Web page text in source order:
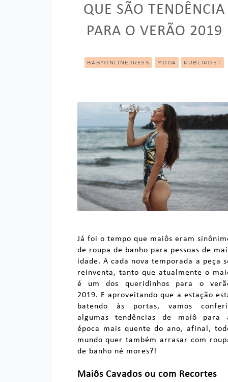
QUE SÃO TENDÊNCIA
PARA O VERÃO 2019
BABYONLINEDRESS MODA PUBLIPOST
Já foi o tempo que maiôs eram
de roupa de banho para pessoas de
idade. A cada nova temporada a peça
reinventa, tanto que atualmente o
é um dos queridinhos para o
2019. E aproveitando que a estação
batendo às portas, vamos
algumas tendências de maiô para
época mais quente do ano, afinal,
mundo quer também arrasar com
de banho né mores?!
Maiôs Cavados ou com Recortes